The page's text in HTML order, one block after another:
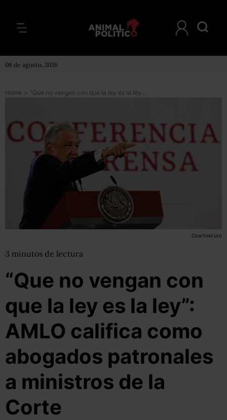
08 de agosto, 2026
Home > “Que no vengan con que la ley es la ley”: AMLO califica como abogados patronales a ministros de la Corte
Cuartoscuro
3 minutos de lectura
“Que no vengan con
que la ley es la ley”:
AMLO califica como
abogados patronales
a ministros de la
Corte